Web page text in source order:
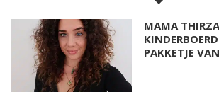
MAMA
PAKKETJE